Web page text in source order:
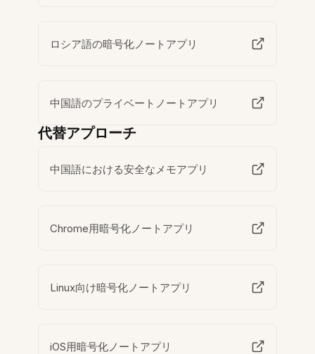
ロシア語の暗号化ノートアプリ
中国語のプライベートノートアプリ
代替アプローチ
中国語における安全なメモアプリ
Chrome用暗号化ノートアプリ
Linux向け暗号化ノートアプリ
iOS用暗号化ノートアプリ